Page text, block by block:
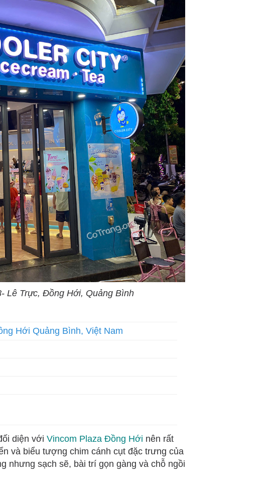
Lê Trực, Đồng Hới, Quảng Bình
Hới Quảng Bình, Việt Nam
diện với Vincom Plaza Đồng Hới nên rất
và biểu tượng chim cánh cụt đặc trưng của
nhưng sạch sẽ, bài trí gọn gàng và chỗ ngồi